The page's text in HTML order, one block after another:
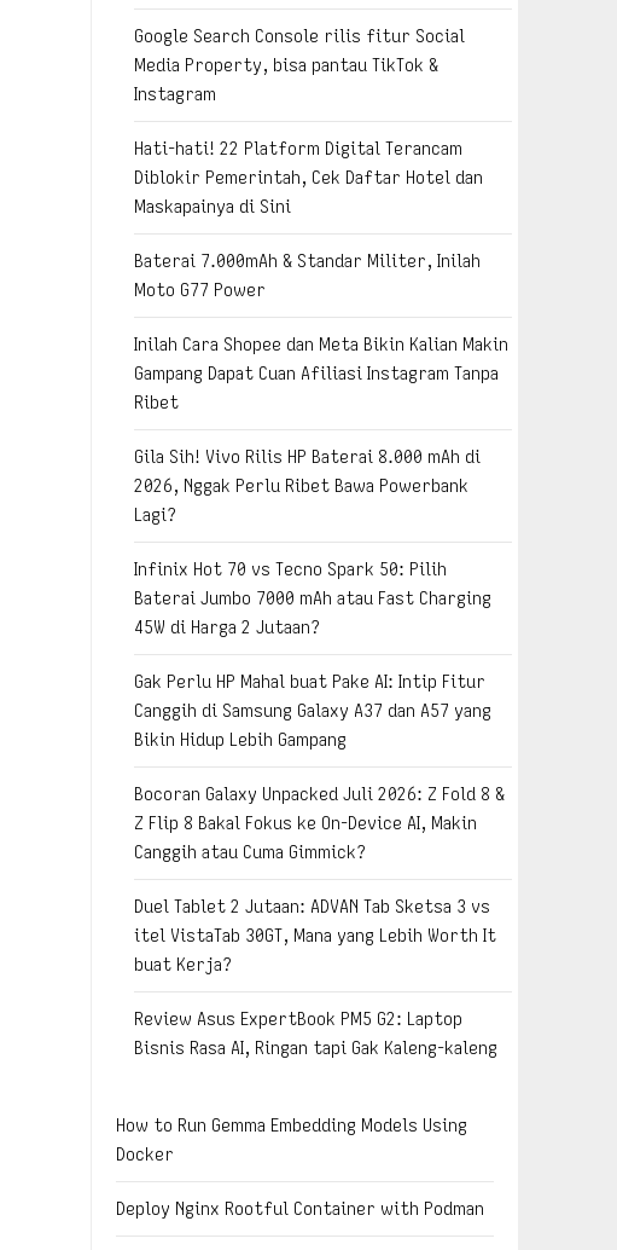
Google Search Console rilis fitur Social
Media Property, bisa pantau TikTok &
Instagram
Hati-hati! 22 Platform Digital Terancam
Diblokir Pemerintah, Cek Daftar Hotel dan
Maskapainya di Sini
Baterai 7.000mAh & Standar Militer, Inilah
Moto G77 Power
Inilah Cara Shopee dan Meta Bikin Kalian Makin
Gampang Dapat Cuan Afiliasi Instagram Tanpa
Ribet
Gila Sih! Vivo Rilis HP Baterai 8.000 mAh di
2026, Nggak Perlu Ribet Bawa Powerbank
Lagi?
Infinix Hot 70 vs Tecno Spark 50: Pilih
Baterai Jumbo 7000 mAh atau Fast Charging
45W di Harga 2 Jutaan?
Gak Perlu HP Mahal buat Pake AI: Intip Fitur
Canggih di Samsung Galaxy A37 dan A57 yang
Bikin Hidup Lebih Gampang
Bocoran Galaxy Unpacked Juli 2026: Z Fold 8 &
Z Flip 8 Bakal Fokus ke On-Device AI, Makin
Canggih atau Cuma Gimmick?
Duel Tablet 2 Jutaan: ADVAN Tab Sketsa 3 vs
itel VistaTab 30GT, Mana yang Lebih Worth It
buat Kerja?
Review Asus ExpertBook PM5 G2: Laptop
Bisnis Rasa AI, Ringan tapi Gak Kaleng-kaleng
How to Run Gemma Embedding Models Using
Docker
Deploy Nginx Rootful Container with Podman